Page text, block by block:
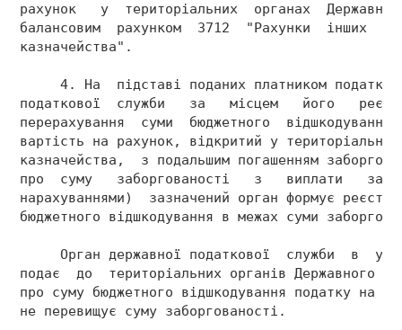
рахунок   у  територіальних  органах
балансовим  рахунком  3712  "Рахунки  інших
казначейства".
4. На  підставі поданих платником
податкової  служби   за   місцем   його
перерахування  суми  бюджетного
вартість на рахунок, відкритий у
казначейства,  з подальшим погашенням
про  суму   заборгованості   з   виплати
нарахуваннями)  зазначений орган формує
бюджетного відшкодування в межах суми
Орган державної податкової  служби  в
подає  до  територіальних органів Державного
про суму бюджетного відшкодування податку на
не перевищує суму заборгованості.